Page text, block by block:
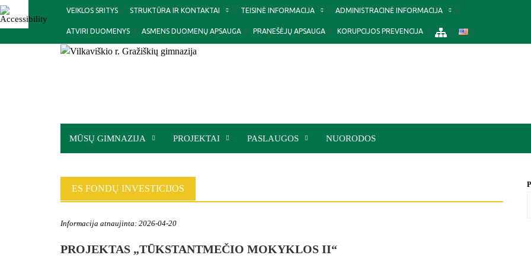
Skip
to
VEIKLOS SRITYS STRUKTŪRA IR KONTAKTAI TEISINĖ INFORMACIJA ADMINISTRACINĖ INFORMACIJA
ATVIRI DUOMENYS ASMENS DUOMENŲ APSAUGA PRANEŠĖJŲ APSAUGA KORUPCIJOS PREVENCIJA
MŪSŲ GIMNAZIJA PROJEKTAI PASLAUGOS NUORODOS
ES FONDŲ INVESTICIJOS
Informacija atnaujinta: 2026-04-20
PROJEKTAS „TŪKSTANTMEČIO MOKYKLOS II“